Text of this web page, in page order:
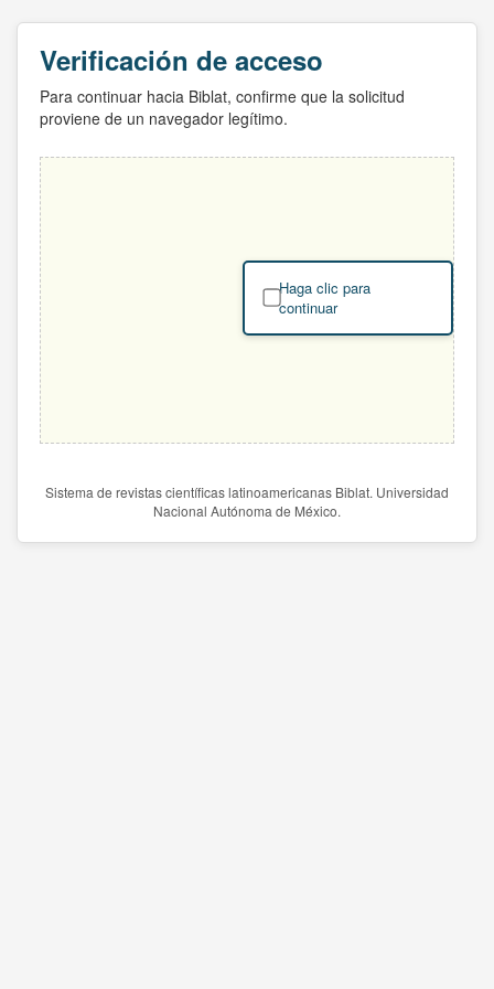
Verificación de acceso
Para continuar hacia Biblat, confirme que la solicitud
proviene de un navegador legítimo.
Haga clic para
continuar
Sistema de revistas científicas latinoamericanas Biblat. Universidad
Nacional Autónoma de México.